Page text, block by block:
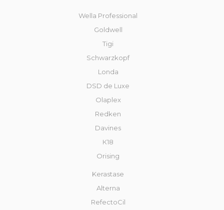
Wella Professional
Goldwell
Tigi
Schwarzkopf
Londa
DSD de Luxe
Olaplex
Redken
Davines
К18
Orising
Kerastase
Alterna
RefectoCil